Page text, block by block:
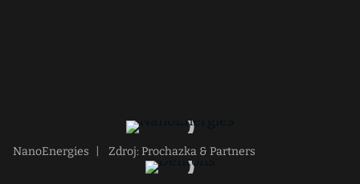
NanoEnergies Zdroj: Prochazka & Partners